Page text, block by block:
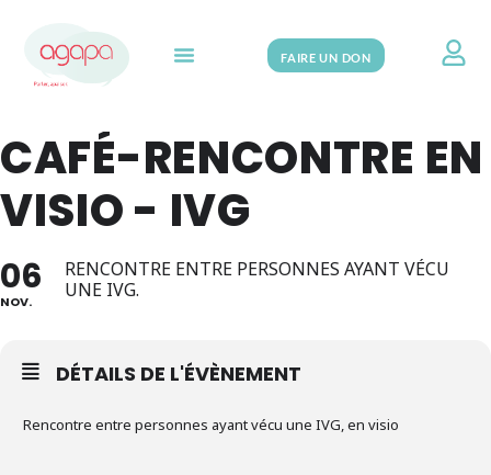
FAIRE UN DON
CAFÉ-RENCONTRE EN
VISIO - IVG
06
NOV.
RENCONTRE ENTRE PERSONNES AYANT VÉCU
UNE IVG.
DÉTAILS DE L'ÉVÈNEMENT
Rencontre entre personnes ayant vécu une IVG, en visio